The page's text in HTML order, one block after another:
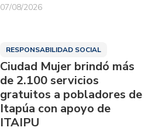
07/08/2026
RESPONSABILIDAD SOCIAL
Ciudad Mujer brindó más
de 2.100 servicios
gratuitos a pobladores de
Itapúa con apoyo de
ITAIPU